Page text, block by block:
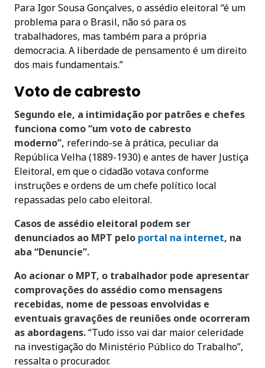
Para Igor Sousa Gonçalves, o assédio eleitoral “é um
problema para o Brasil, não só para os
trabalhadores, mas também para a própria
democracia. A liberdade de pensamento é um direito
dos mais fundamentais.”
Voto de cabresto
Segundo ele, a intimidação por patrões e chefes
funciona como “um voto de cabresto
moderno”, referindo-se à prática, peculiar da
República Velha (1889-1930) e antes de haver Justiça
Eleitoral, em que o cidadão votava conforme
instruções e ordens de um chefe político local
repassadas pelo cabo eleitoral.
Casos de assédio eleitoral podem ser
denunciados ao MPT pelo portal na internet, na
aba “Denuncie”.
Ao acionar o MPT, o trabalhador pode apresentar
comprovações do assédio como mensagens
recebidas, nome de pessoas envolvidas e
eventuais gravações de reuniões onde ocorreram
as abordagens.“Tudo isso vai dar maior celeridade
na investigação do Ministério Público do Trabalho”,
ressalta o procurador.